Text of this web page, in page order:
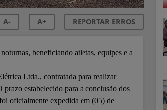
A- A+ REPORTAR ERROS
beneficiando atletas, equipes e a
Ltda., contratada para realizar
prazo estabelecido para a conclusão dos
oficialmente expedida em (05) de